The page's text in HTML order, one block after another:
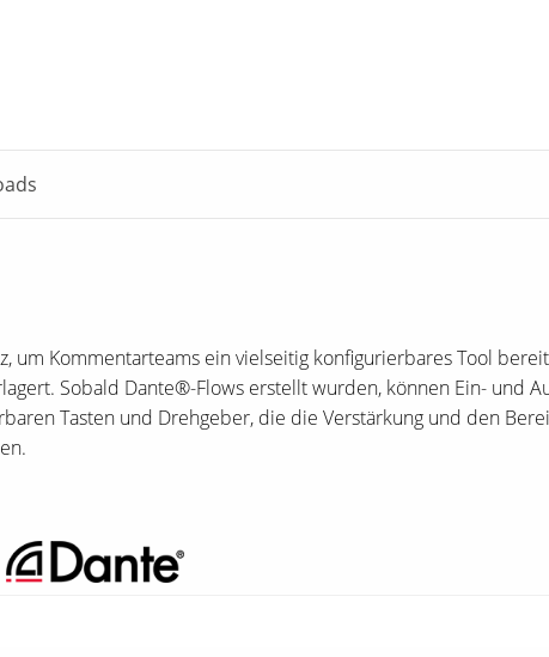
um Kommentarteams ein vielseitig konfigurierbares Tool
Sobald Dante®-Flows erstellt wurden, können Ein- und
Tasten und Drehgeber, die die Verstärkung und den